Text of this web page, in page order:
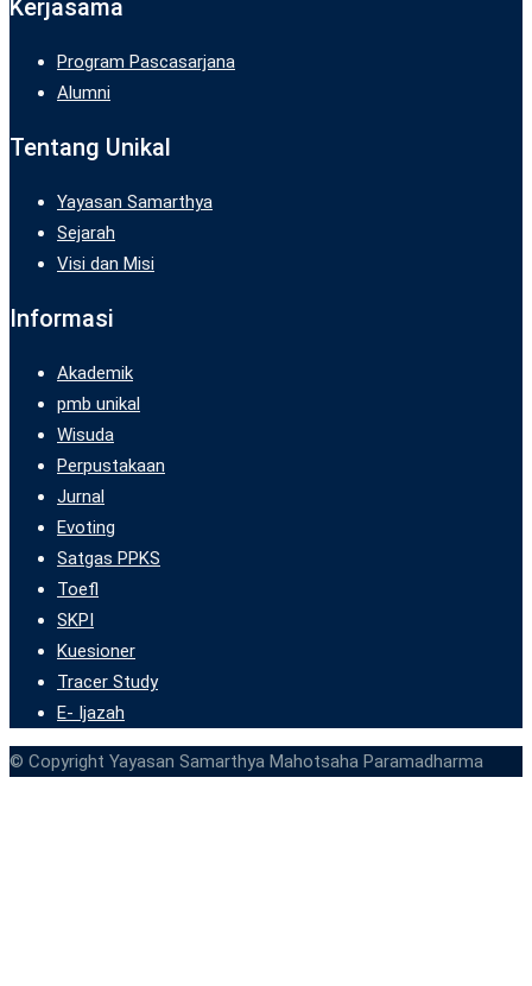
Kerjasama
Program Pascasarjana
Alumni
Tentang Unikal
Yayasan Samarthya
Sejarah
Visi dan Misi
Informasi
Akademik
pmb unikal
Wisuda
Perpustakaan
Jurnal
Evoting
Satgas PPKS
Toefl
SKPI
Kuesioner
Tracer Study
E- Ijazah
© Copyright Yayasan Samarthya Mahotsaha Paramadharma